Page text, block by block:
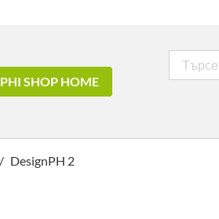
PHI SHOP HOME
DesignPH 2